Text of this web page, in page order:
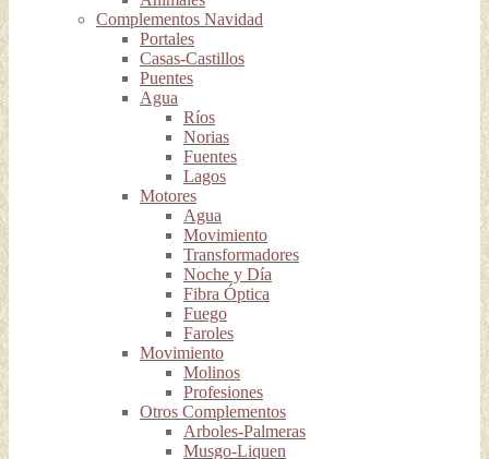
Complementos Navidad
Portales
Casas-Castillos
Puentes
Agua
Ríos
Norias
Fuentes
Lagos
Motores
Agua
Movimiento
Transformadores
Noche y Día
Fibra Óptica
Fuego
Faroles
Movimiento
Molinos
Profesiones
Otros Complementos
Arboles-Palmeras
Musgo-Liquen